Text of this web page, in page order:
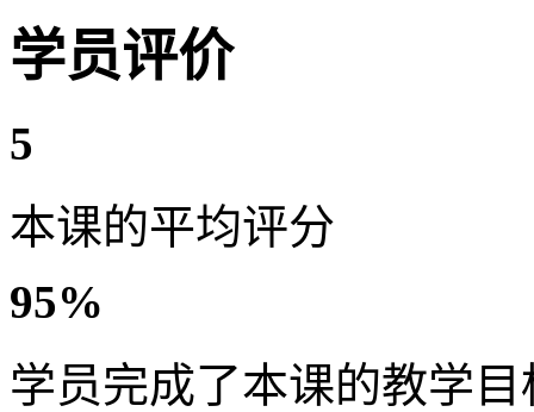
学员评价
5
本课的平均评分
95%
学员完成了本课的教学目